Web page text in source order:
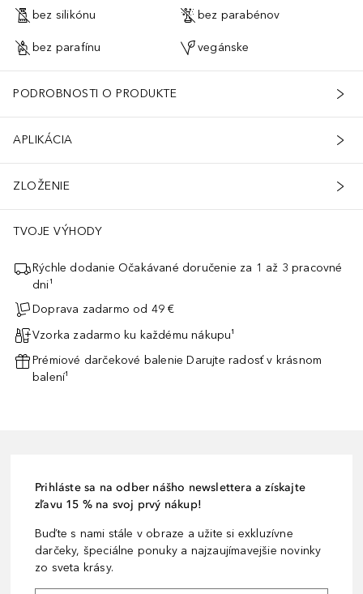
bez silikónu bez parabénov
bez parafínu vegánske
PODROBNOSTI O PRODUKTE
APLIKÁCIA
ZLOŽENIE
TVOJE VÝHODY
Rýchle dodanie Očakávané doručenie za 1 až 3 pracovné
dni¹
Doprava zadarmo od 49 €
Vzorka zadarmo ku každému nákupu¹
Prémiové darčekové balenie Darujte radosť v krásnom
balení¹
Prihláste sa na odber nášho newslettera a získajte
zľavu 15 % na svoj prvý nákup!
Buďte s nami stále v obraze a užite si exkluzívne
darčeky, špeciálne ponuky a najzaujímavejšie novinky
zo sveta krásy.